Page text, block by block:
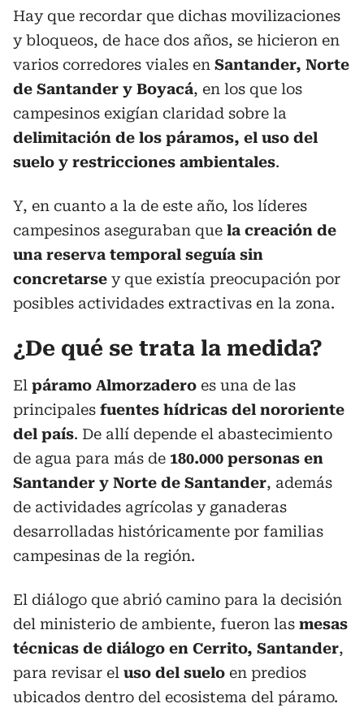
Hay que recordar que dichas movilizaciones
y bloqueos, de hace dos años, se hicieron en
varios corredores viales en Santander, Norte
de Santander y Boyacá, en los que los
campesinos exigían claridad sobre la
delimitación de los páramos, el uso del
suelo y restricciones ambientales.
Y, en cuanto a la de este año, los líderes
campesinos aseguraban que la creación de
una reserva temporal seguía sin
concretarse y que existía preocupación por
posibles actividades extractivas en la zona.
¿De qué se trata la medida?
El páramo Almorzadero es una de las
principales fuentes hídricas del nororiente
del país. De allí depende el abastecimiento
de agua para más de 180.000 personas en
Santander y Norte de Santander, además
de actividades agrícolas y ganaderas
desarrolladas históricamente por familias
campesinas de la región.
El diálogo que abrió camino para la decisión
del ministerio de ambiente, fueron las mesas
técnicas de diálogo en Cerrito, Santander,
para revisar el uso del suelo en predios
ubicados dentro del ecosistema del páramo.